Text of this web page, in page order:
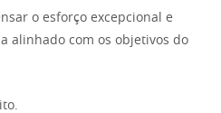
o esforço excepcional e
alinhado com os objetivos do